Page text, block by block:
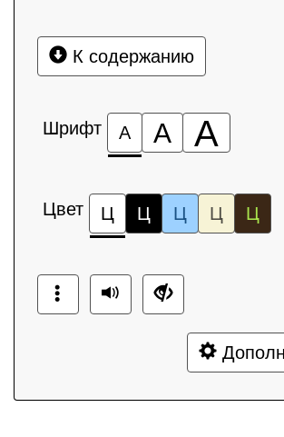
К содержанию
Шрифт А А А
Цвет Ц Ц Ц Ц Ц